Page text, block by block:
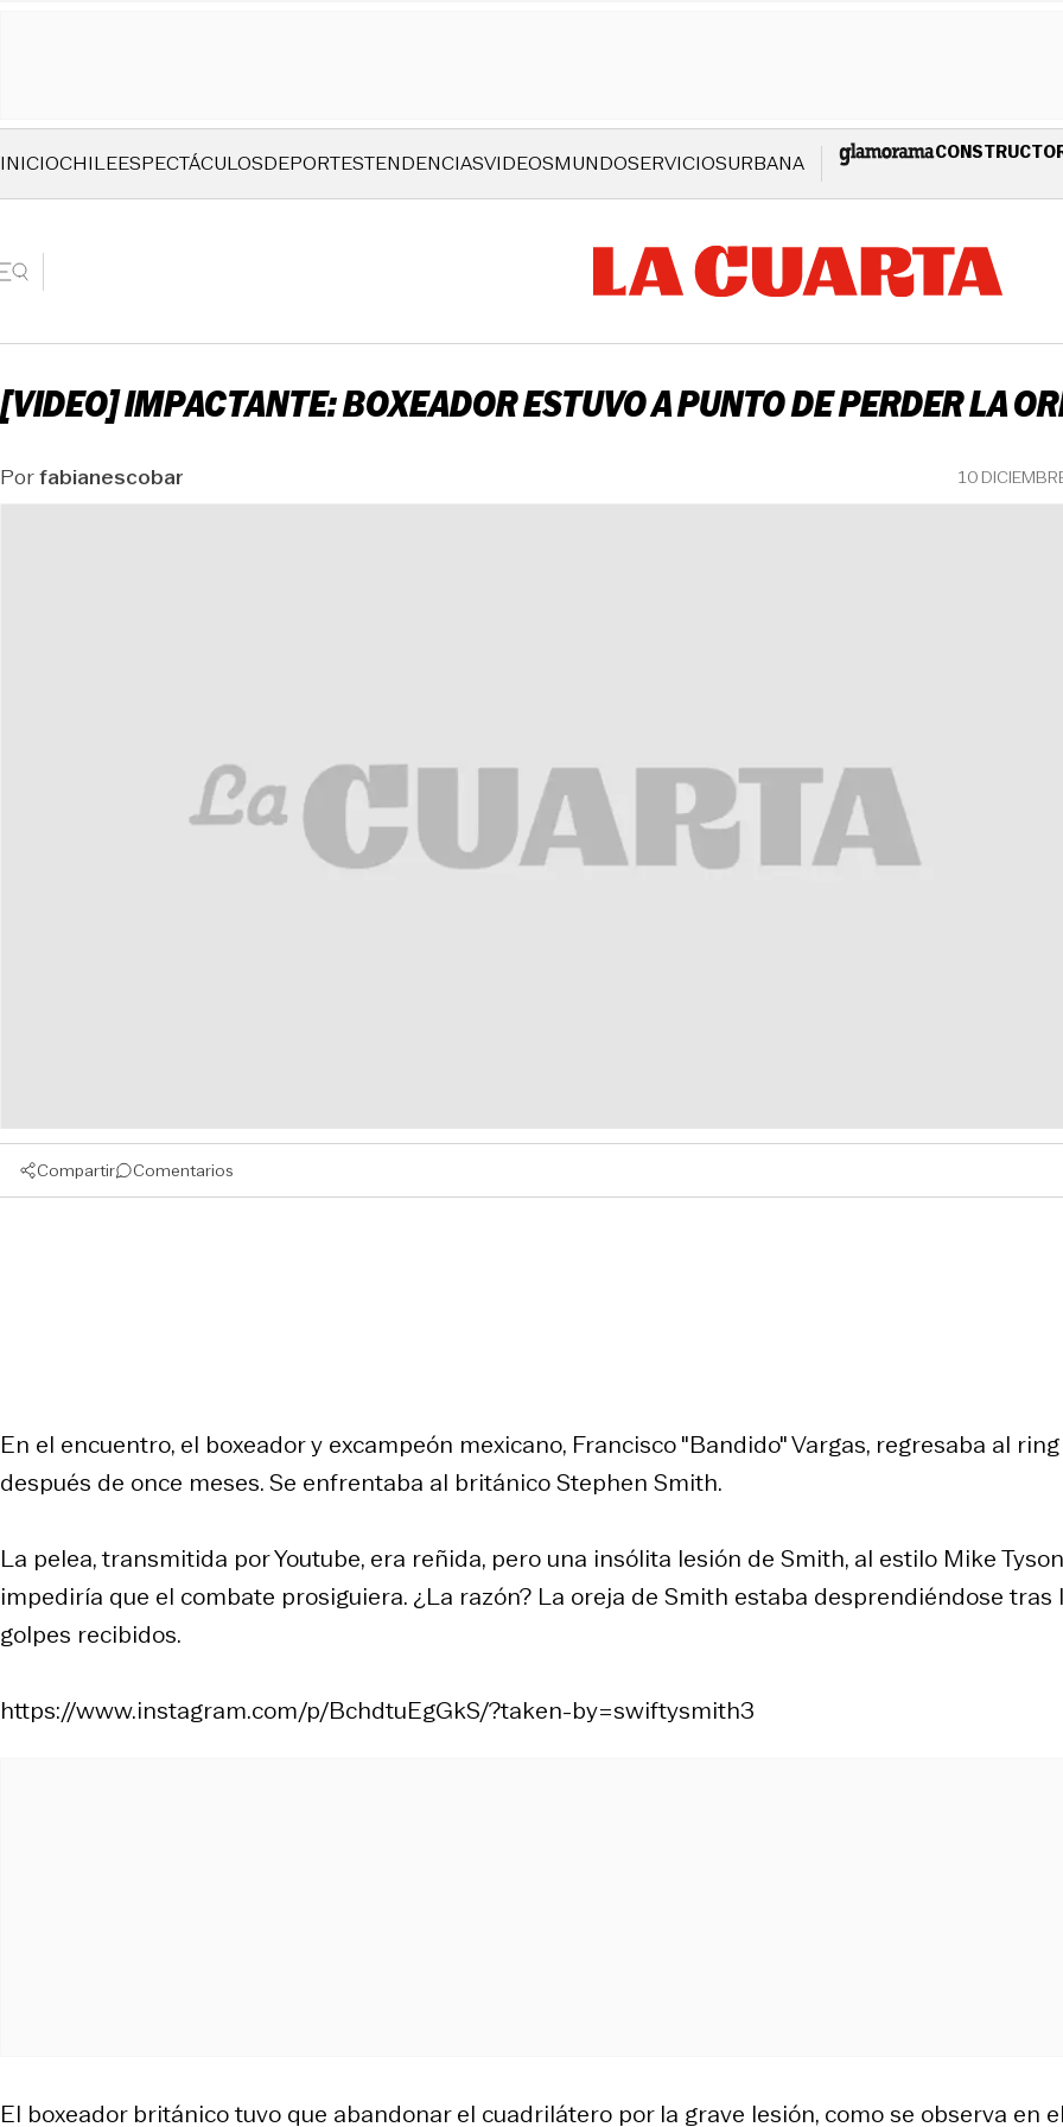
INICIOCHILEESPECTÁCULOSDEPORTESTENDENCIASVIDEOSMUNDOSERVICIOSURBANA
[VIDEO] IMPACTANTE: BOXEADOR ESTUVO A PUNTO DE PERDER LA
Porfabianescobar 10
Compartir Comentarios
En el encuentro, el boxeador y excampeón mexicano, Francisco "Bandido" Vargas, regresaba al ring
después de once meses. Se enfrentaba al británico Stephen Smith.
La pelea, transmitida por Youtube, era reñida, pero una insólita lesión de Smith, al estilo Mike
impediría que el combate prosiguiera. ¿La razón? La oreja de Smith estaba desprendiéndose tras
golpes recibidos.
https://www.instagram.com/p/BchdtuEgGkS/?taken-by=swiftysmith3
El boxeador británico tuvo que abandonar el cuadrilátero por la grave lesión, como se observa en